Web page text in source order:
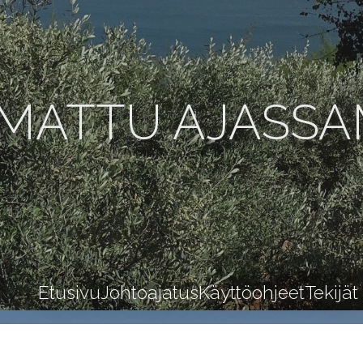
EtusivuJohtoajatusKäyttöohjeetTekijät